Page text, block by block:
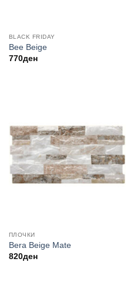
BLACK FRIDAY
Bee Beige
770ден
ПЛОЧКИ
Bera Beige Mate
820ден